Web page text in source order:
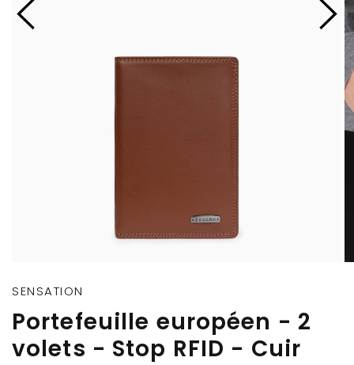
SENSATION
Portefeuille européen - 2
volets - Stop RFID - Cuir